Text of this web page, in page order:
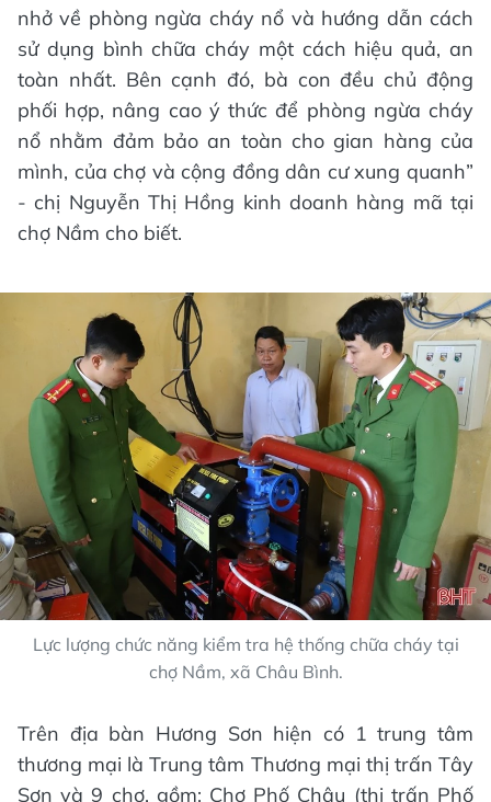
nhở về phòng ngừa cháy nổ và hướng dẫn cách
sử dụng bình chữa cháy một cách hiệu quả, an
toàn nhất. Bên cạnh đó, bà con đều chủ động
phối hợp, nâng cao ý thức để phòng ngừa cháy
nổ nhằm đảm bảo an toàn cho gian hàng của
mình, của chợ và cộng đồng dân cư xung quanh”
- chị Nguyễn Thị Hồng kinh doanh hàng mã tại
chợ Nầm cho biết.
Lực lượng chức năng kiểm tra hệ thống chữa cháy tại
chợ Nầm, xã Châu Bình.
Trên địa bàn Hương Sơn hiện có 1 trung tâm
thương mại là Trung tâm Thương mại thị trấn Tây
Sơn và 9 chợ, gồm: Chợ Phố Châu (thị trấn Phố